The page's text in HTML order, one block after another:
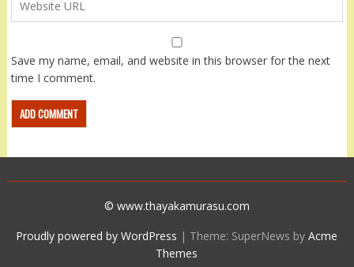
Save my name, email, and website in this browser for the next
time I comment.
© www.thayakamurasu.com
Proudly powered by WordPress | Theme: SuperNews byAcme
Themes